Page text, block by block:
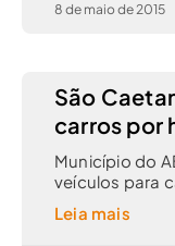
8 de maio de 2015
São
carros por
Município do
veículos para
Leia mais